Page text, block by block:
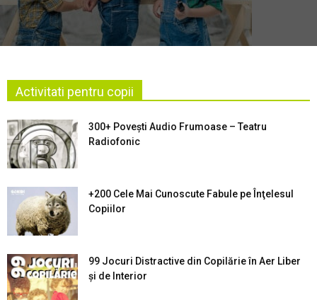
Activitati pentru copii
300+ Povești Audio Frumoase – Teatru
Radiofonic
+200 Cele Mai Cunoscute Fabule pe Înţelesul
Copiilor
99 Jocuri Distractive din Copilărie în Aer Liber
şi de Interior